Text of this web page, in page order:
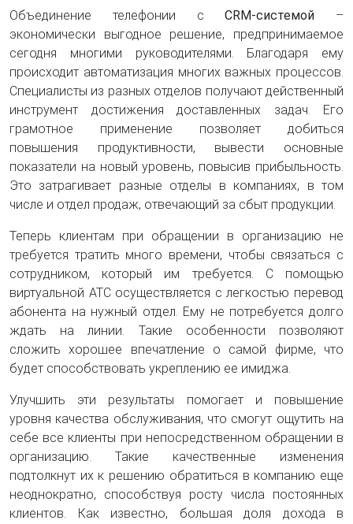
Объединение телефонии сCRM-системой –
экономически выгодное решение, предпринимаемое
сегодня многими руководителями. Благодаря ему
происходит автоматизация многих важных процессов.
Специалисты из разных отделов получают действенный
инструмент достижения доставленных задач. Его
грамотное применение позволяет добиться
повышения продуктивности, вывести основные
показатели на новый уровень, повысив прибыльность.
Это затрагивает разные отделы в компаниях, в том
числе и отдел продаж, отвечающий за сбыт продукции.
Теперь клиентам при обращении в организацию не
требуется тратить много времени, чтобы связаться с
сотрудником, который им требуется. С помощью
виртуальной АТС осуществляется с легкостью перевод
абонента на нужный отдел. Ему не потребуется долго
ждать на линии. Такие особенности позволяют
сложить хорошее впечатление о самой фирме, что
будет способствовать укреплению ее имиджа.
Улучшить эти результаты помогает и повышение
уровня качества обслуживания, что смогут ощутить на
себе все клиенты при непосредственном обращении в
организацию. Такие качественные изменения
подтолкнут их к решению обратиться в компанию еще
неоднократно, способствуя росту числа постоянных
клиентов. Как известно, большая доля дохода в